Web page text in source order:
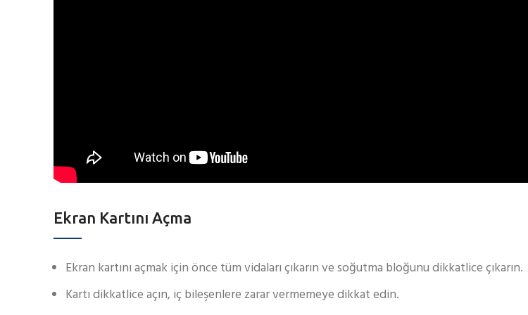
Ekran Kartını Açma
Ekran kartını açmak için önce tüm vidaları çıkarın ve soğutma bloğunu dikkatlice çıkarın.
Kartı dikkatlice açın, iç bileşenlere zarar vermemeye dikkat edin.